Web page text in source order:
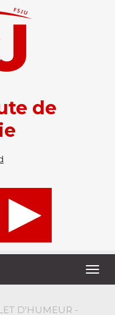
de
D'HUMEUR -